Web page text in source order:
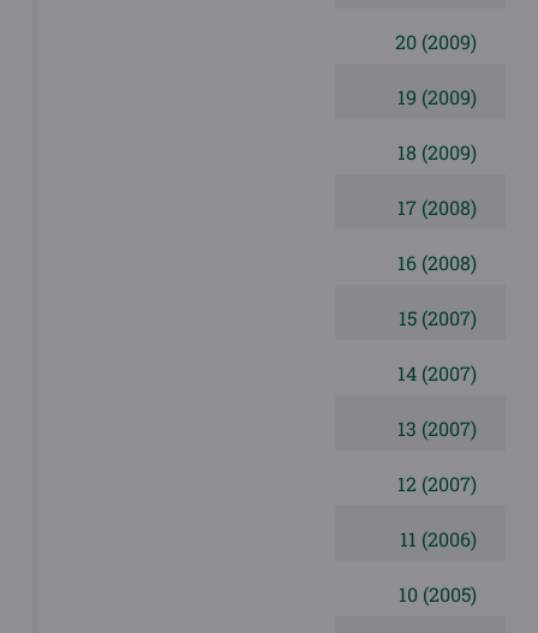
20 (2009)
19 (2009)
18 (2009)
17 (2008)
16 (2008)
15 (2007)
14 (2007)
13 (2007)
12 (2007)
11 (2006)
10 (2005)